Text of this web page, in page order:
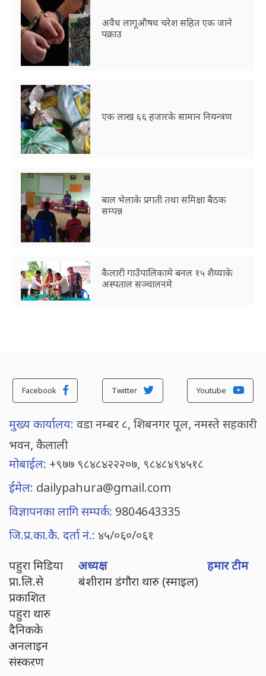
अवैध लागूऔषध चरेश सहित एक जाने
पक्राउ
एक लाख ६६ हजारके सामान नियन्त्रण
बाल भेलाके प्रगती तथा समिक्षा बैठक
सम्पन्न
कैलारी गाउँपालिकामे बनल १५ शैय्याके
अस्पताल सञ्चालनमे
Facebook Twitter Youtube
मुख्य कार्यालय: वडा नम्बर ८, शिबनगर पूल, नमस्ते सहकारी
भवन, कैलाली
मोबाईल: +९७७ ९८४८४२२२०७, ९८४८४९४५१८
ईमेल: dailypahura@gmail.com
विज्ञापनका लागि सम्पर्क: 9804643335
जि.प्र.का.कै. दर्ता नं.: ४५/०६०/०६१
पहुरा मिडिया
प्रा.लि.से
प्रकाशित
पहुरा थारु
दैनिकके
अनलाइन
संस्करण
अध्यक्ष
बंशीराम डंगौरा थारु (स्माइल)
हमार टीम